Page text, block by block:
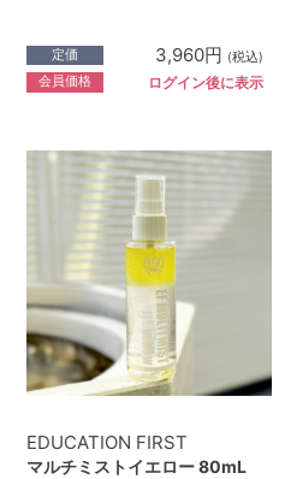
定価 3,960円 (税込)
会員価格 ログイン後に表示
EDUCATION FIRST
マルチミストイエロー 80mL